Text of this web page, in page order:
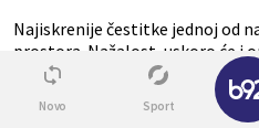
Najiskrenije čestitke jednoj od
prostora. Nažalost, uskoro će i
vlada nije uradila skoro ništa
kriminala i korupcije.Nagrađena
pratnjom.Njeno ime ostaće
Novo Sport
✕